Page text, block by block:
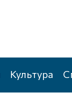
Культура